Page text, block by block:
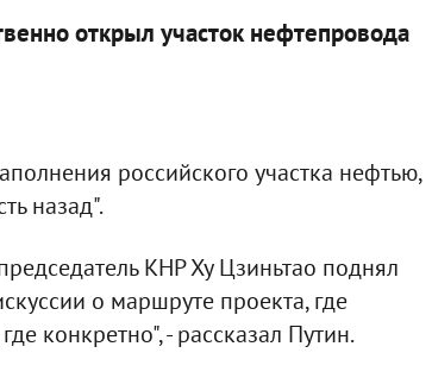
открыл участок нефтепровода
российского участка нефтью,
назад".
КНР Ху Цзиньтао поднял
о маршруте проекта, где
конкретно", - рассказал Путин.